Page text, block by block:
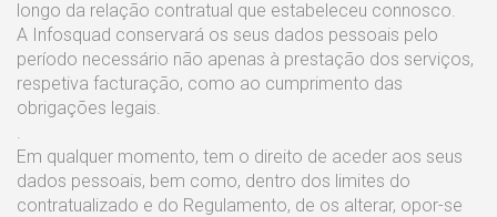
longo da relação contratual que estabeleceu connosco.
A Infosquad conservará os seus dados pessoais pelo
período necessário não apenas à prestação dos serviços,
respetiva facturação, como ao cumprimento das
obrigações legais.
.
Em qualquer momento, tem o direito de aceder aos seus
dados pessoais, bem como, dentro dos limites do
contratualizado e do Regulamento, de os alterar, opor-se